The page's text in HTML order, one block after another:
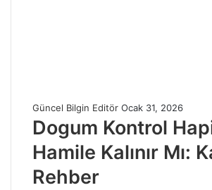
Güncel Bilgin Editör Ocak 31, 2026
Dogum Kontrol
Hamile Kalınır Mı:
Rehber